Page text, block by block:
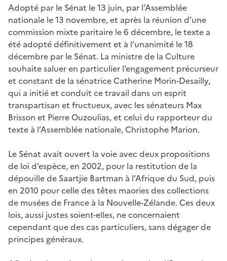
Adopté par le Sénat le 13 juin, par l’Assemblée
nationale le 13 novembre, et après la réunion d’une
commission mixte paritaire le 6 décembre, le texte a
été adopté définitivement et à l’unanimité le 18
décembre par le Sénat. La ministre de la Culture
souhaite saluer en particulier l’engagement précurseur
et constant de la sénatrice Catherine Morin-Desailly,
qui a initié et conduit ce travail dans un esprit
transpartisan et fructueux, avec les sénateurs Max
Brisson et Pierre Ouzoulias, et celui du rapporteur du
texte à l’Assemblée nationale, Christophe Marion.
Le Sénat avait ouvert la voie avec deux propositions
de loi d’espèce, en 2002, pour la restitution de la
dépouille de Saartjie Bartman à l’Afrique du Sud, puis
en 2010 pour celle des têtes maories des collections
de musées de France à la Nouvelle-Zélande. Ces deux
lois, aussi justes soient-elles, ne concernaient
cependant que des cas particuliers, sans dégager de
principes généraux.